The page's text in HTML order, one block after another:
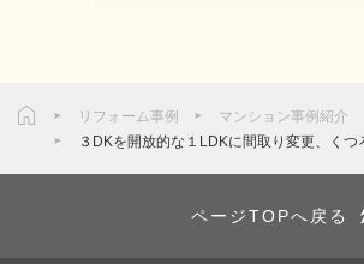
リフォーム事例
マンション事例紹介
３DKを開放的な１LDKに間取り変更、くつ
ページTOPへ戻る